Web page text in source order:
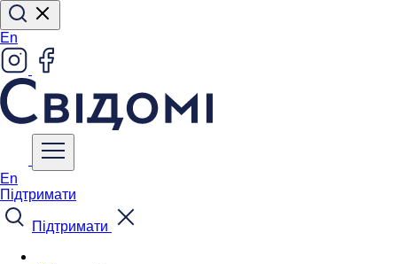
En
En
Підтримати
Підтримати